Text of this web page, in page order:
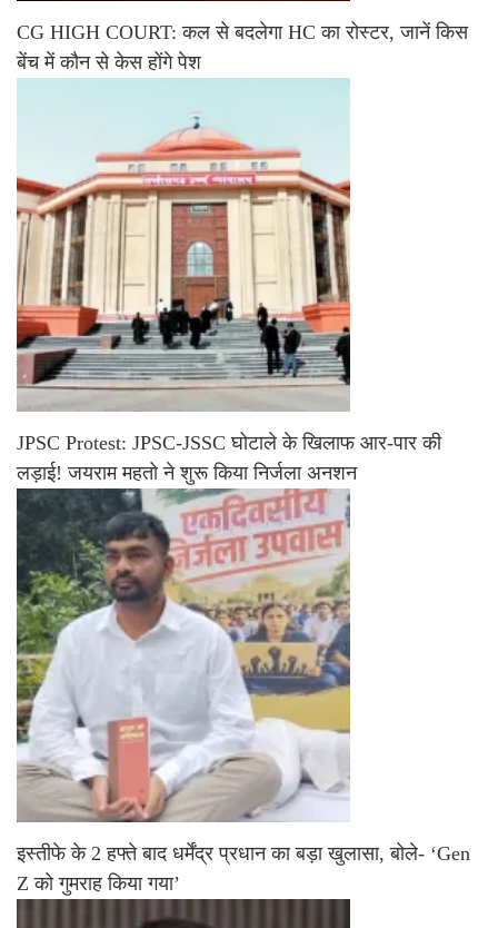
CG HIGH COURT: कल से बदलेगा HC का रोस्टर, जानें किस
बेंच में कौन से केस होंगे पेश
JPSC Protest: JPSC-JSSC घोटाले के खिलाफ आर-पार की
लड़ाई! जयराम महतो ने शुरू किया निर्जला अनशन
इस्तीफे के 2 हफ्ते बाद धर्मेंद्र प्रधान का बड़ा खुलासा, बोले- ‘Gen
Z को गुमराह किया गया’